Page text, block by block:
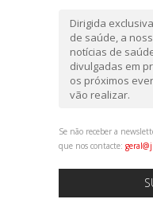
Dirigida
de saúde, a
notícias de
divulgadas em
os próximos
vão realizar.
Se não receber a
que nos contacte: